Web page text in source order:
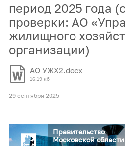
период 2025 года
проверки: АО
жилищного
организации)
АО УЖХ2.docx
16.19 кб
29 сентября 2025
Правительство
Московской области